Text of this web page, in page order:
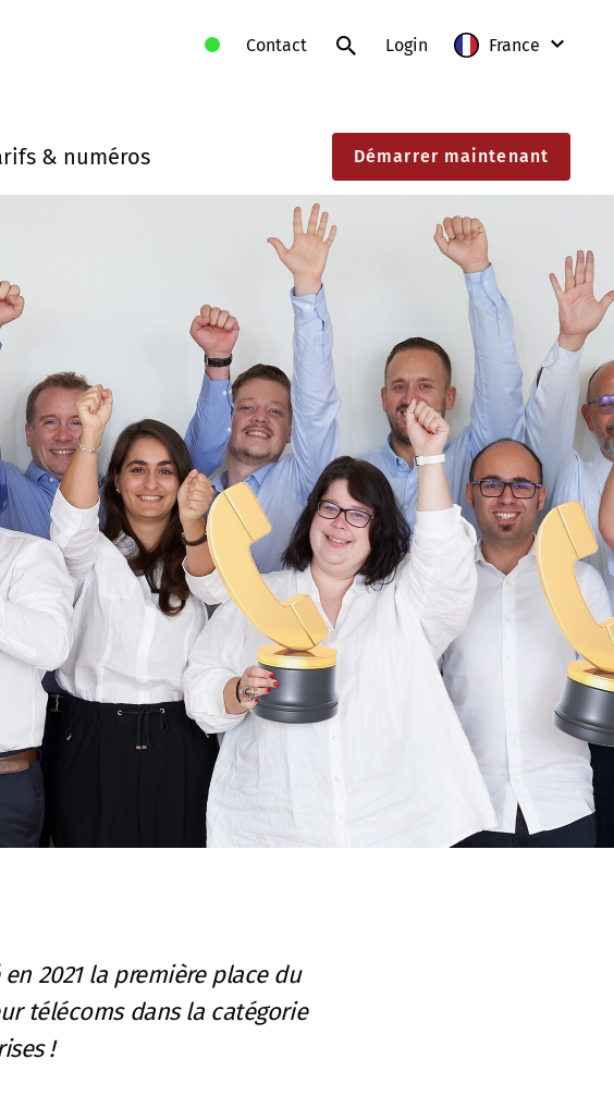
Contact Login France
Allemagne
France
Lituanie
Pologne
Slovaquie
Suisse
& numéros Démarrer maintenant
2021 la première place du
télécoms dans la catégorie
!